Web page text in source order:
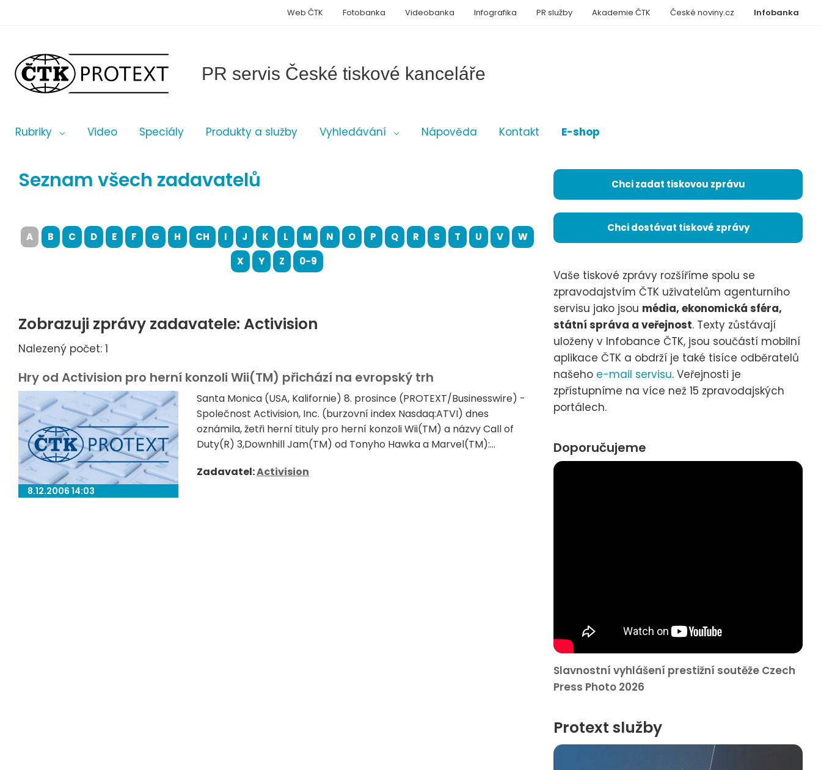
PR servis České tiskové kanceláře
Rubriky Video Speciály Produkty a služby Vyhledávání Nápověda Kontakt E-shop
Infobanka
Web ČTK Fotobanka Videobanka Infografika PR služby Akademie ČTK České noviny.cz
Seznam všech zadavatelů
A B C D E F G H CH I J K L M N O P Q R S T U V
W
X
Y Z 0-9
Zobrazuji zprávy zadavatele: Activision
Nalezený počet: 1
Hry od Activision pro herní konzoli Wii(TM) přichází na evropský trh
8.12.2006 14:03
Santa Monica (USA, Kalifornie) 8. prosince (PROTEXT/Businesswire) -
Společnost Activision, Inc. (burzovní index Nasdaq:ATVI) dnes
oznámila, žetři herní tituly pro herní konzoli Wii(TM) a názvy Call of
Duty(R) 3,Downhill Jam(TM) od Tonyho Hawka a Marvel(TM):...
Zadavatel:Activision
Chci zadat tiskovou zprávu
Chci dostávat tiskové zprávy
Vaše tiskové zprávy rozšíříme spolu se
zpravodajstvím ČTK uživatelům agenturního
servisu jako jsou média, ekonomická sféra,
státní správa a veřejnost. Texty zůstávají
uloženy v Infobance ČTK, jsou součástí mobilní
aplikace ČTK a obdrží je také tisíce odběratelů
našeho e-mail servisu. Veřejnosti je
zpřístupníme na více než 15 zpravodajských
portálech.
Doporučujeme
Slavnostní vyhlášení prestižní soutěže Czech
Press Photo 2026
Protext služby